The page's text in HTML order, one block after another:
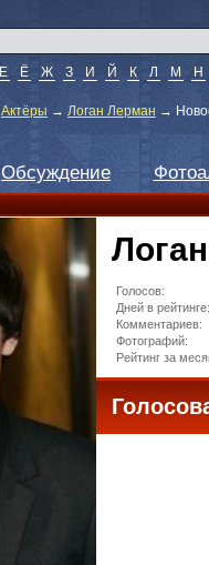
Е Ё Ж З И Й К Л М Н
Актёры → Логан Лерман →
Обсуждение
Голосов:
Дней в рейтинге:
Комментариев:
Фотографий:
Рейтинг за